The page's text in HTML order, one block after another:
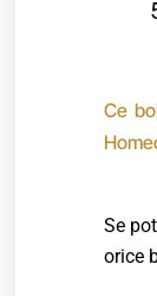
Ce
Se
orice